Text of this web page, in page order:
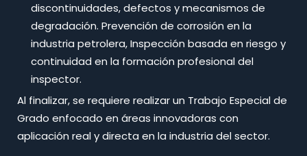
discontinuidades, defectos y mecanismos de
degradación. Prevención de corrosión en la
industria petrolera, Inspección basada en riesgo y
continuidad en la formación profesional del
inspector.​
Al finalizar, se requiere realizar un Trabajo Especial de
Grado enfocado en áreas innovadoras con
aplicación real y directa en la industria del sector.